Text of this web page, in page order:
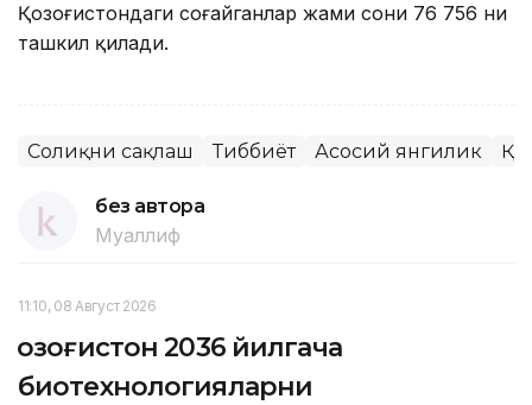
Қозоғистондаги соғайганлар жами сони 76 756 ни
ташкил қилади.
Соғлиқни сақлаш Тиббиёт Асосий янгилик ҚР
без автора
Муаллиф
11:10, 08 Август 2026
Қозоғистон 2036 йилгача
биотехнологияларни